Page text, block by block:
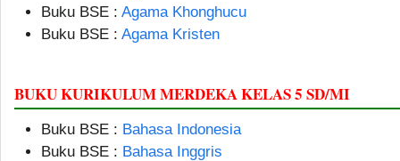
Buku BSE : Agama Khonghucu
Buku BSE : Agama Kristen
BUKU KURIKULUM MERDEKA KELAS 5 SD/MI
Buku BSE : Bahasa Indonesia
Buku BSE : Bahasa Inggris